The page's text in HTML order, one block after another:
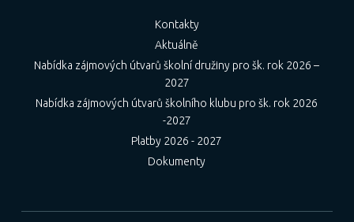
Kontakty
Aktuálně
Nabídka zájmových útvarů školní družiny pro šk. rok 2026 –
2027
Nabídka zájmových útvarů školního klubu pro šk. rok 2026
-2027
Platby 2026 - 2027
Dokumenty